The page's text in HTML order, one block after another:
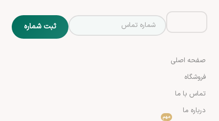
صفحه اصلی
فروشگاه
تماس با ما
درباره ما
مهم